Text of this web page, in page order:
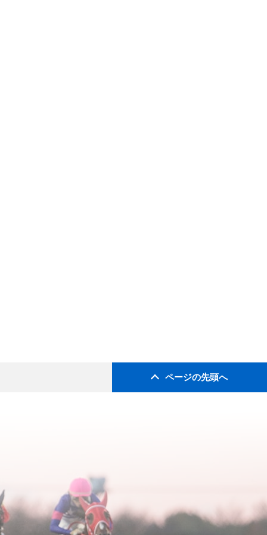
ページの先頭へ